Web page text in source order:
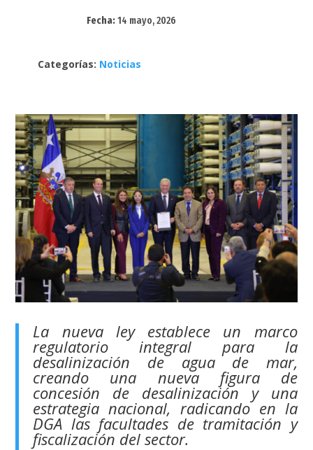
Fecha:14 mayo, 2026
Categorías: Noticias
La nueva ley establece un marco
regulatorio integral para la
desalinización de agua de mar,
creando una nueva figura de
concesión de desalinización y una
estrategia nacional, radicando en la
DGA las facultades de tramitación y
fiscalización del sector.